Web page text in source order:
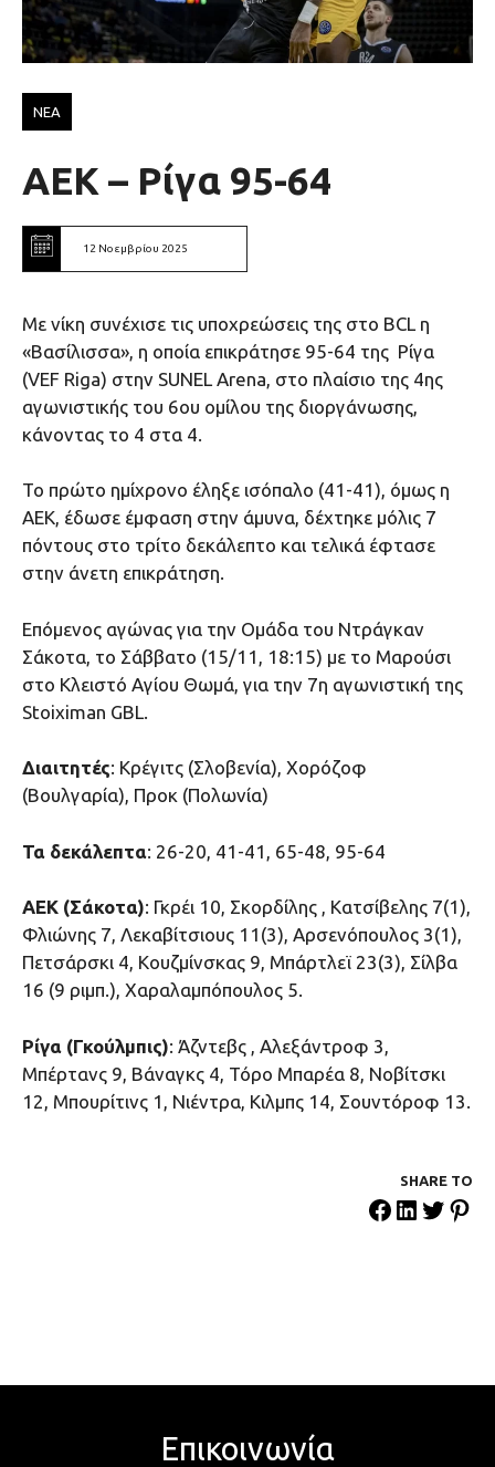
ΝΕΑ
ΑΕΚ – Ρίγα 95-64
12 Νοεμβρίου 2025
Με νίκη συνέχισε τις υποχρεώσεις της στο BCL η
«Βασίλισσα», η οποία επικράτησε 95-64 της Ρίγα
(VEF Riga) στην SUNEL Arena, στο πλαίσιο της 4ης
αγωνιστικής του 6ου ομίλου της διοργάνωσης,
κάνοντας το 4 στα 4.
Το πρώτο ημίχρονο έληξε ισόπαλο (41-41), όμως η
ΑΕΚ, έδωσε έμφαση στην άμυνα, δέχτηκε μόλις 7
πόντους στο τρίτο δεκάλεπτο και τελικά έφτασε
στην άνετη επικράτηση.
Επόμενος αγώνας για την Ομάδα του Ντράγκαν
Σάκοτα, το Σάββατο (15/11, 18:15) με το Μαρούσι
στο Κλειστό Αγίου Θωμά, για την 7η αγωνιστική της
Stoiximan GBL.
Διαιτητές: Κρέγιτς (Σλοβενία), Χορόζοφ
(Βουλγαρία), Προκ (Πολωνία)
Τα δεκάλεπτα: 26-20, 41-41, 65-48, 95-64
ΑΕΚ (Σάκοτα): Γκρέι 10, Σκορδίλης , Κατσίβελης 7(1),
Φλιώνης 7, Λεκαβίτσιους 11(3), Αρσενόπουλος 3(1),
Πετσάρσκι 4, Κουζμίνσκας 9, Μπάρτλεϊ 23(3), Σίλβα
16 (9 ριμπ.), Χαραλαμπόπουλος 5.
Ρίγα (Γκούλμπις): Άζντεβς , Αλεξάντροφ 3,
Μπέρτανς 9, Βάναγκς 4, Τόρο Μπαρέα 8, Νοβίτσκι
12, Μπουρίτινς 1, Νιέντρα, Κιλμπς 14, Σουντόροφ 13.
SHARE ΤΟ
Επικοινωνία